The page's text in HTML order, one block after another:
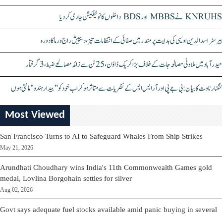
KNRUHS نے MBBS اور BDS داخلوں کا نوٹیفکیشن جاری کر دیا
بیرسٹر اسدالدین اویسی کی ہدایت پر مندر میں صفائی کے انتظامات تیز، دیپیش راج ورما کا دورہ
حیدرآباد میں ملاوٹی مصالحہ جات کے خلاف بڑا کریک ڈاؤن، 25 ٹن سے زائد مصالحے ضبط، 3 گرفتار
کنگنا رناوت کا بیان: بی جے پی اور آر ایس ایس کے نظریات سے متاثر ہو کر اب خود کو "بیدار ہندو" مانتی ہوں
Most Viewed
San Francisco Turns to AI to Safeguard Whales From Ship Strikes
May 21, 2026
Arundhati Choudhary wins India's 11th Commonwealth Games gold
medal, Lovlina Borgohain settles for silver
Aug 02, 2026
Govt says adequate fuel stocks available amid panic buying in several